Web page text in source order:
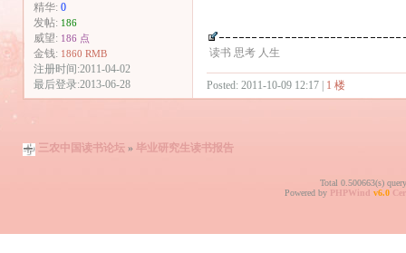
精华: 0
发帖: 186
威望: 186 点
金钱: 1860 RMB
注册时间:2011-04-02
最后登录:2013-06-28
读书 思考 人生
Posted: 2011-10-09 12:17 | 1 楼
三农中国读书论坛 » 毕业研究生读书报告
Total 0.500663(s)
Powered by PHPWind v6.0